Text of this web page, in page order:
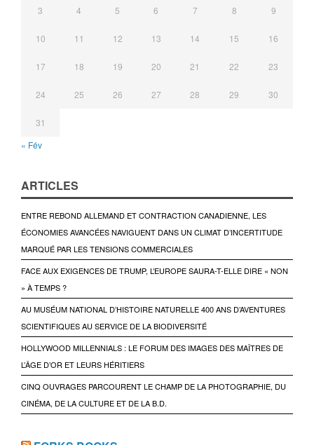
3 4 5 6 7 8 9
10 11 12 13 14 15 16
17 18 19 20 21 22 23
24 25 26 27 28 29 30
31
« Fév
ARTICLES
ENTRE REBOND ALLEMAND ET CONTRACTION CANADIENNE, LES
ÉCONOMIES AVANCÉES NAVIGUENT DANS UN CLIMAT D’INCERTITUDE
MARQUÉ PAR LES TENSIONS COMMERCIALES
FACE AUX EXIGENCES DE TRUMP, L’EUROPE SAURA-T-ELLE DIRE « NON
» À TEMPS ?
AU MUSÉUM NATIONAL D’HISTOIRE NATURELLE 400 ANS D’AVENTURES
SCIENTIFIQUES AU SERVICE DE LA BIODIVERSITÉ
HOLLYWOOD MILLENNIALS : LE FORUM DES IMAGES DES MAÎTRES DE
L’ÂGE D’OR ET LEURS HÉRITIERS
CINQ OUVRAGES PARCOURENT LE CHAMP DE LA PHOTOGRAPHIE, DU
CINÉMA, DE LA CULTURE ET DE LA B.D.